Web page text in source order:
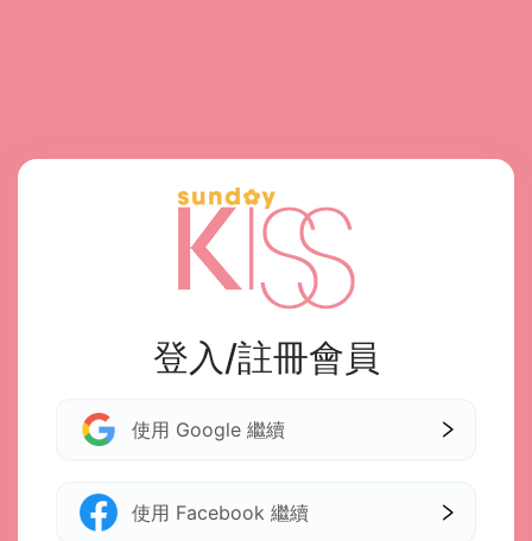
登入/註冊會員
使用 Google 繼續
使用 Facebook 繼續